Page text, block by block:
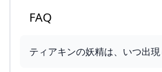
FAQ
ティアキンの妖精は、いつ出現